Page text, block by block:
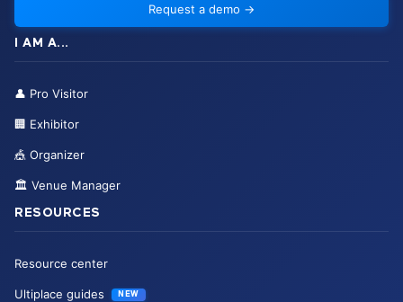
Request a demo →
I AM A...
👤 Pro Visitor
🏢 Exhibitor
🎪 Organizer
🏛️ Venue Manager
RESOURCES
Resource center
Ultiplace guides NEW